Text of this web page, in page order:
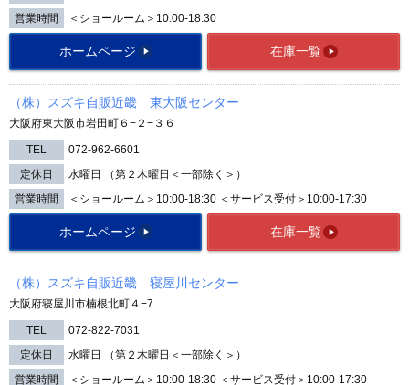
営業時間
＜ショールーム＞10:00-18:30
ホームページ 在庫一覧
（株）スズキ自販近畿 東大阪センター
大阪府東大阪市岩田町６−２−３６
TEL
072-962-6601
定休日
水曜日 （第２木曜日＜一部除く＞）
営業時間
＜ショールーム＞10:00-18:30 ＜サービス受付＞10:00-17:30
ホームページ 在庫一覧
（株）スズキ自販近畿 寝屋川センター
大阪府寝屋川市楠根北町４−7
TEL
072-822-7031
定休日
水曜日 （第２木曜日＜一部除く＞）
営業時間
＜ショールーム＞10:00-18:30 ＜サービス受付＞10:00-17:30